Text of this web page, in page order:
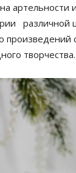
артельности
различной
творчества.